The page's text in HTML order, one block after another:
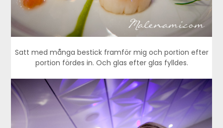
Satt med många bestick framför mig och portion efter
portion fördes in. Och glas efter glas fylldes.